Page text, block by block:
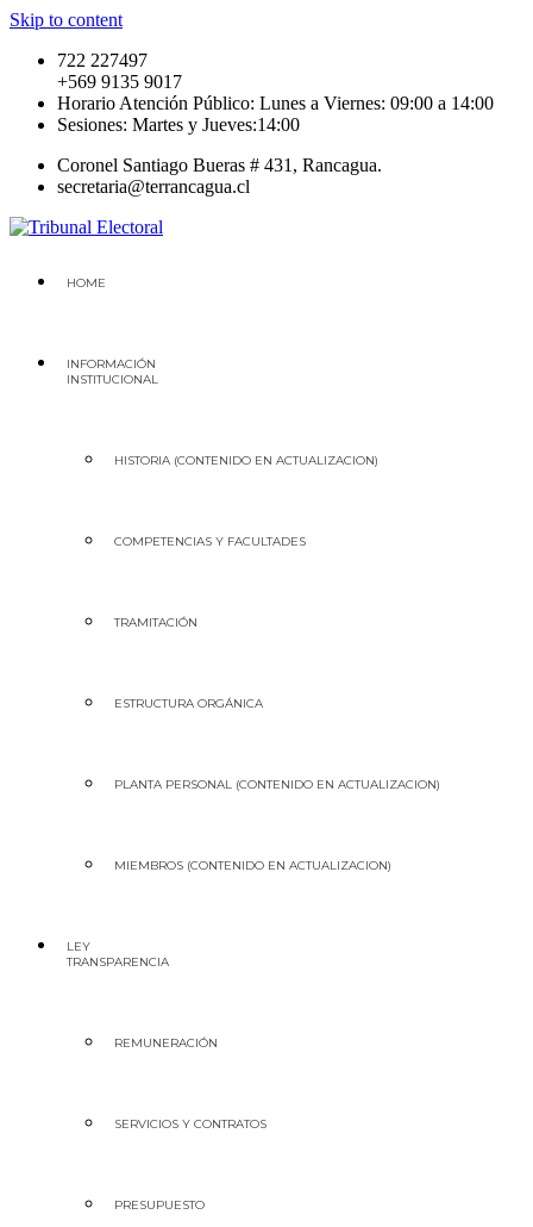
Skip to content
722 227497
+569 9135 9017
Horario Atención Público: Lunes a Viernes: 09:00 a 14:00
Sesiones: Martes y Jueves:14:00
Coronel Santiago Bueras # 431, Rancagua.
secretaria@terrancagua.cl
HOME
INFORMACIÓN
INSTITUCIONAL
HISTORIA (CONTENIDO EN ACTUALIZACION)
COMPETENCIAS Y FACULTADES
TRAMITACIÓN
ESTRUCTURA ORGÁNICA
PLANTA PERSONAL (CONTENIDO EN ACTUALIZACION)
MIEMBROS (CONTENIDO EN ACTUALIZACION)
LEY
TRANSPARENCIA
REMUNERACIÓN
SERVICIOS Y CONTRATOS
PRESUPUESTO